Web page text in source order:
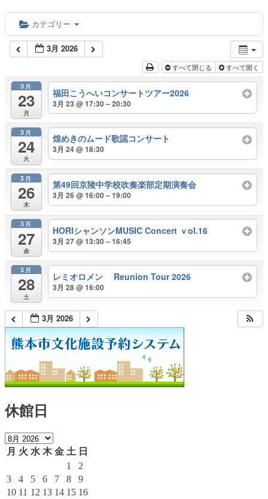
カテゴリー
3月 2026
すべて閉じる すべて開く
3月
23
月
福田こうへいコンサートツアー2026
3月 23 @ 17:30 – 20:30
3月
24
火
煌めきのムード歌謡コンサート
3月 24 @ 18:30
3月
26
木
第49回京陵中学校吹奏楽部定期演奏会
3月 26 @ 16:00 – 19:00
3月
27
金
HORIシャンソンMUSIC Concert ｖol.16
3月 27 @ 13:30 – 16:45
3月
28
土
レミオロメン Reunion Tour 2026
3月 28 @ 16:00
3月 2026
休館日
月 火 水 木 金 土 日
1
2
3
4 5 6 7 8
9
10 11 12 13 14 15 16